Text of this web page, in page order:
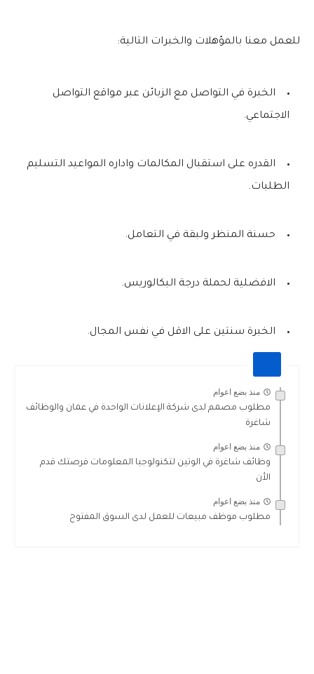
للعمل معنا بالمؤهلات والخبرات التالية:
الخبرة في التواصل مع الزبائن عبر مواقع التواصل
الاجتماعي.
القدره على استقبال المكالمات واداره المواعيد التسليم
الطلبات.
حسنة المنظر ولبقة في التعامل.
الافضلية لحملة درجة البكالوريس.
الخبرة سنتين على الاقل في نفس المجال.
منذ بضع اعوام
مطلوب مصمم لدى شركة الإعلانات الواحدة في عمان والوظائف
شاغرة
منذ بضع اعوام
وظائف شاغرة في الوتين لتكنولوجيا المعلومات فرصتك قدم
الأن
منذ بضع اعوام
مطلوب موظف مبيعات للعمل لدى السوق المفتوح